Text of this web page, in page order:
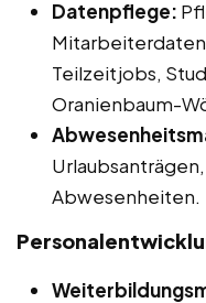
Datenpflege:
Teilzeitjobs,
Oranienbaum-
Abwesenheiten.